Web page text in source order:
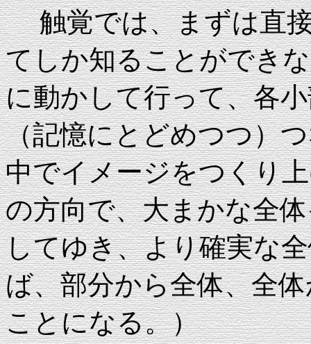
触覚では、まずは直接
てしか知ることができ
に動かして行って、各
（記憶にとどめつつ）
中でイメージをつくり
の方向で、大まかな全
してゆき、より確実な
ば、部分から全体、全
ことになる。）